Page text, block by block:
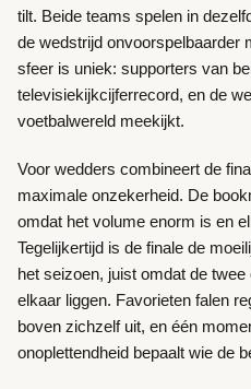
tilt. Beide teams spelen in
de wedstrijd onvoorspelbaarder
sfeer is uniek: supporters van
televisiekijkcijferrecord, en de
voetbalwereld meekijkt.
Voor wedders combineert de
maximale onzekerheid. De
omdat het volume enorm is en
Tegelijkertijd is de finale de
het seizoen, juist omdat de
elkaar liggen. Favorieten falen
boven zichzelf uit, en één
onoplettendheid bepaalt wie de